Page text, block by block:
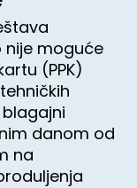
nije moguće
(PPK)
blagajni
danom od
na